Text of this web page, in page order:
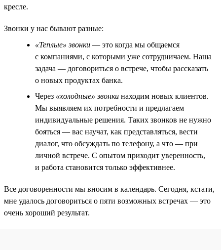
кресле.
Звонки у нас бывают разные:
«Теплые» звонки — это когда мы общаемся
с компаниями, с которыми уже сотрудничаем. Наша
задача — договориться о встрече, чтобы рассказать
о новых продуктах банка.
Через «холодные» звонки находим новых клиентов.
Мы выявляем их потребности и предлагаем
индивидуальные решения. Таких звонков не нужно
бояться — вас научат, как представляться, вести
диалог, что обсуждать по телефону, а что — при
личной встрече. С опытом приходит уверенность,
и работа становится только эффективнее.
Все договоренности мы вносим в календарь. Сегодня, кстати,
мне удалось договориться о пяти возможных встречах — это
очень хороший результат.